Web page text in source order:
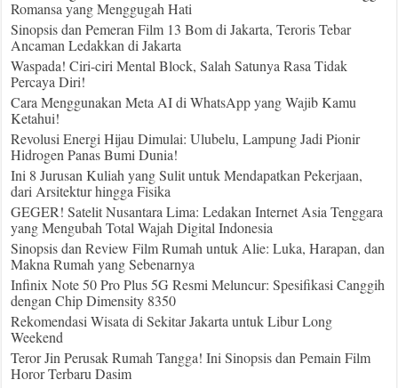
Romansa yang Menggugah Hati
Sinopsis dan Pemeran Film 13 Bom di Jakarta, Teroris Tebar
Ancaman Ledakkan di Jakarta
Waspada! Ciri-ciri Mental Block, Salah Satunya Rasa Tidak
Percaya Diri!
Cara Menggunakan Meta AI di WhatsApp yang Wajib Kamu
Ketahui!
Revolusi Energi Hijau Dimulai: Ulubelu, Lampung Jadi Pionir
Hidrogen Panas Bumi Dunia!
Ini 8 Jurusan Kuliah yang Sulit untuk Mendapatkan Pekerjaan,
dari Arsitektur hingga Fisika
GEGER! Satelit Nusantara Lima: Ledakan Internet Asia Tenggara
yang Mengubah Total Wajah Digital Indonesia
Sinopsis dan Review Film Rumah untuk Alie: Luka, Harapan, dan
Makna Rumah yang Sebenarnya
Infinix Note 50 Pro Plus 5G Resmi Meluncur: Spesifikasi Canggih
dengan Chip Dimensity 8350
Rekomendasi Wisata di Sekitar Jakarta untuk Libur Long
Weekend
Teror Jin Perusak Rumah Tangga! Ini Sinopsis dan Pemain Film
Horor Terbaru Dasim